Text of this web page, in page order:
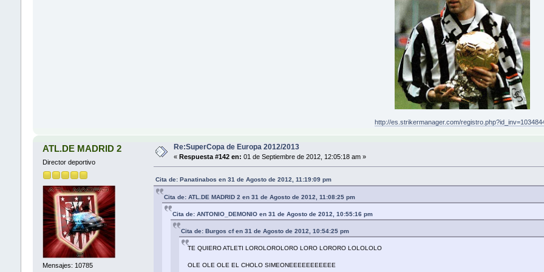
http://es.strikermanager.com/
ATL.DE MADRID 2
Director deportivo
Mensajes: 10785
Re:SuperCopa de Europa 2012/2013
« Respuesta #142 en: 01 de Septiembre de 2012, 12:05:18 am »
Cita de: Panatinabos en 31 de Agosto de 2012, 11:19:09 pm
Cita de: ATL.DE MADRID 2 en 31 de Agosto de 2012, 11:08:25 pm
Cita de: ANTONIO_DEMONIO en 31 de Agosto de 2012, 10:55:16 pm
Cita de: Burgos cf en 31 de Agosto de 2012, 10:54:25 pm
TE QUIERO ATLETI LOROLOROLORO LORO LORORO LOLOLOLO
OLE OLE OLE EL CHOLO SIMEONEEEEEEEEEEE